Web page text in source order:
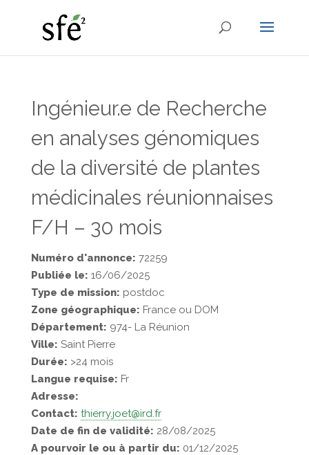
Ingénieur.e de Recherche
en analyses génomiques
de la diversité de plantes
médicinales réunionnaises
F/H – 30 mois
Numéro d'annonce: 72259
Publiée le: 16/06/2025
Type de mission: postdoc
Zone géographique: France ou DOM
Département: 974- La Réunion
Ville: Saint Pierre
Durée: >24 mois
Langue requise: Fr
Adresse:
Contact: thierry.joet@ird.fr
Date de fin de validité: 28/08/2025
A pourvoir le ou à partir du: 01/12/2025